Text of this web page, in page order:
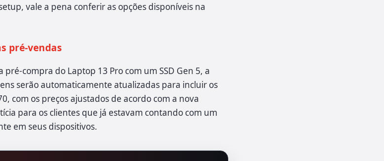
vale a pena conferir as opções disponíveis na
pré-vendas
compra do Laptop 13 Pro com um SSD Gen 5, a
serão automaticamente atualizadas para incluir os
com os preços ajustados de acordo com a nova
para os clientes que já estavam contando com um
em seus dispositivos.